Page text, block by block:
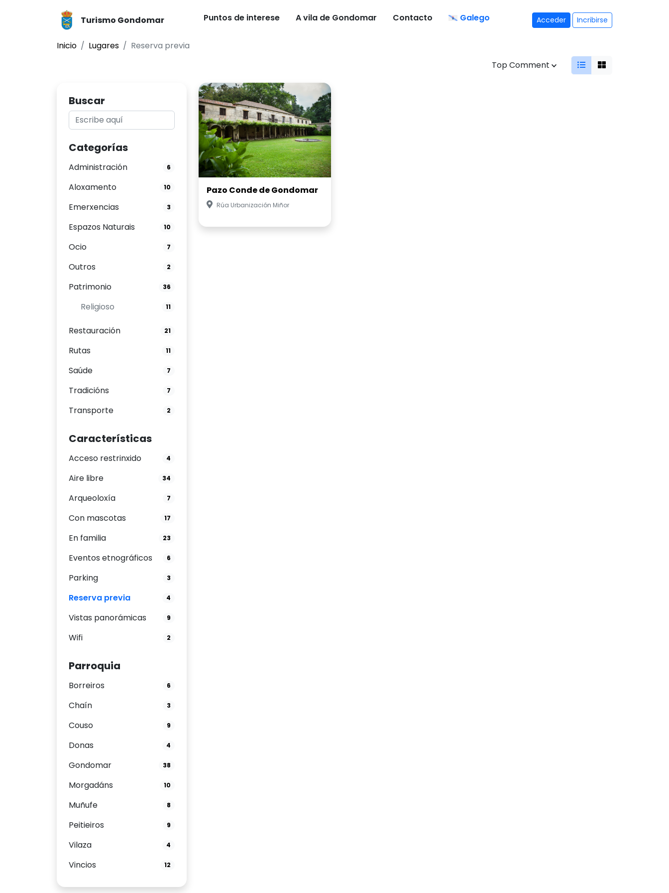
Turismo Gondomar Puntos de interese A vila de Gondomar Contacto Galego Acceder Incribirse
Inicio Lugares
Reserva previa
Top Comment
Buscar
Categorías
Administración 6
Aloxamento 10
Emerxencias 3
Espazos Naturais 10
Ocio 7
Outros 2
Patrimonio 36
Religioso 11
Restauración 21
Rutas 11
Saúde 7
Tradicións 7
Transporte 2
Características
Acceso restrinxido 4
Aire libre 34
Arqueoloxía 7
Con mascotas 17
En familia 23
Eventos etnográficos 6
Parking 3
Reserva previa 4
Vistas panorámicas 9
Wifi 2
Parroquia
Borreiros 6
Chaín 3
Couso 9
Donas 4
Gondomar 38
Morgadáns 10
Muñufe 8
Peitieiros 9
Vilaza 4
Vincios 12
Pazo Conde de Gondomar
Rúa Urbanización Miñor